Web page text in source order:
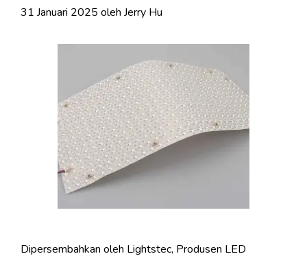
31 Januari 2025 oleh Jerry Hu
Dipersembahkan oleh Lightstec, Produsen LED